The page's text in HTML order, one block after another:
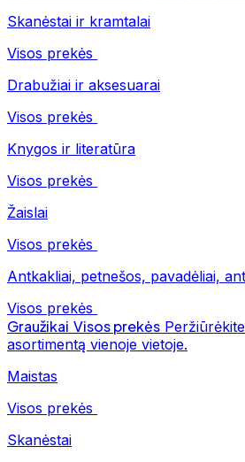
Skanėstai ir kramtalai
Visos prekės
Drabužiai ir aksesuarai
Visos prekės
Knygos ir literatūra
Visos prekės
Žaislai
Visos prekės
Antkakliai, petnešos, pavadėliai,
Visos prekės
Graužikai Visos prekės
asortimentą vienoje vietoje.
Maistas
Visos prekės
Skanėstai